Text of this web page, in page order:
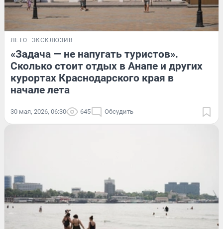
ЛЕТО ЭКСКЛЮЗИВ
«Задача — не напугать туристов».
Сколько стоит отдых в Анапе и других
курортах Краснодарского края в
начале лета
30 мая, 2026, 06:30 645 Обсудить